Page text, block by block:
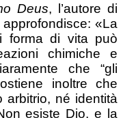
Deus, l’autore di
«La
forma di vita può
chimiche e
che “gli
inoltre che
arbitrio, né identità
esiste Dio, e la